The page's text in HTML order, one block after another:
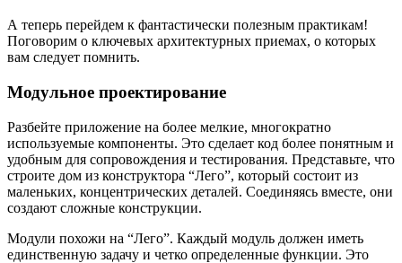
А теперь перейдем к фантастически полезным практикам!
Поговорим о ключевых архитектурных приемах, о которых
вам следует помнить.
Модульное проектирование
Разбейте приложение на более мелкие, многократно
используемые компоненты. Это сделает код более понятным и
удобным для сопровождения и тестирования. Представьте, что
строите дом из конструктора “Лего”, который состоит из
маленьких, концентрических деталей. Соединяясь вместе, они
создают сложные конструкции.
Модули похожи на “Лего”. Каждый модуль должен иметь
единственную задачу и четко определенные функции. Это